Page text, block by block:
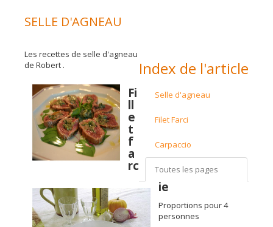
SELLE D'AGNEAU
Index de l'article
Selle d'agneau
Filet Farci
Carpaccio
Toutes les pages
Les recettes de selle d'agneau
de Robert .
Fi
ll
e
t
f
a
rc
ie
Proportions pour 4
personnes